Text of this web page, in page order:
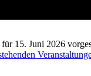
15. Juni 2026